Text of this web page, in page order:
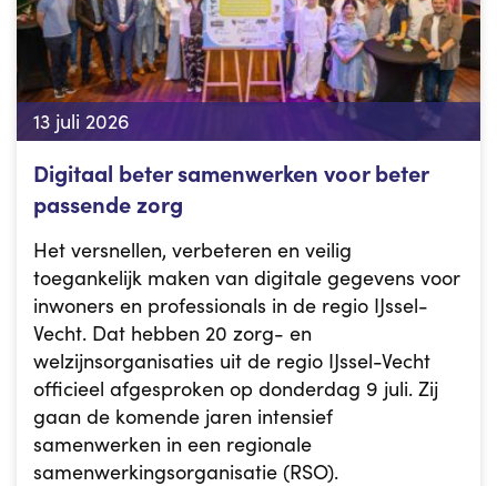
13 juli 2026
Digitaal beter samenwerken voor beter
passende zorg
Het versnellen, verbeteren en veilig
toegankelijk maken van digitale gegevens voor
inwoners en professionals in de regio IJssel-
Vecht. Dat hebben 20 zorg- en
welzijnsorganisaties uit de regio IJssel-Vecht
officieel afgesproken op donderdag 9 juli. Zij
gaan de komende jaren intensief
samenwerken in een regionale
samenwerkingsorganisatie (RSO).